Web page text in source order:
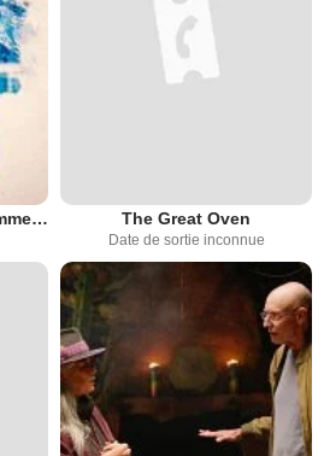
Lhakpa Sherpa : Des sommets de bravoure The Great Oven
Date de sortie inconnue